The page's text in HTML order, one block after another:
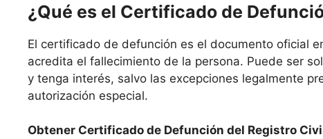
¿Qué es el Certificado de
El certificado de defunción es el documento oficial
acredita el fallecimiento de la persona. Puede ser
y tenga interés, salvo las excepciones legalmente
autorización especial.
Obtener Certificado de Defunción del Registro